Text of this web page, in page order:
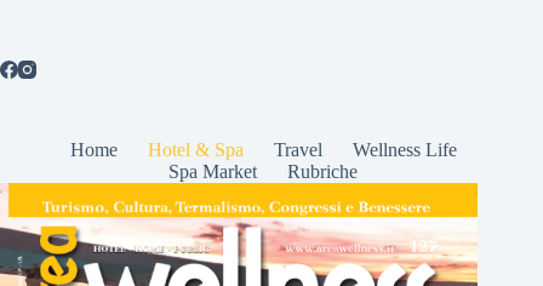
Home Hotel & Spa Travel
Wellness Life
Spa Market
Rubriche